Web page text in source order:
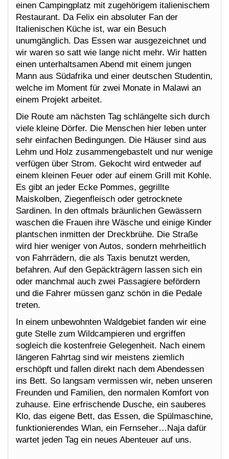
einen Campingplatz mit zugehörigem italienischem
Restaurant. Da Felix ein absoluter Fan der
Italienischen Küche ist, war ein Besuch
unumgänglich. Das Essen war ausgezeichnet und
wir waren so satt wie lange nicht mehr. Wir hatten
einen unterhaltsamen Abend mit einem jungen
Mann aus Südafrika und einer deutschen Studentin,
welche im Moment für zwei Monate in Malawi an
einem Projekt arbeitet.
Die Route am nächsten Tag schlängelte sich durch
viele kleine Dörfer. Die Menschen hier leben unter
sehr einfachen Bedingungen. Die Häuser sind aus
Lehm und Holz zusammengebastelt und nur wenige
verfügen über Strom. Gekocht wird entweder auf
einem kleinen Feuer oder auf einem Grill mit Kohle.
Es gibt an jeder Ecke Pommes, gegrillte
Maiskolben, Ziegenfleisch oder getrocknete
Sardinen. In den oftmals bräunlichen Gewässern
waschen die Frauen ihre Wäsche und einige Kinder
plantschen inmitten der Dreckbrühe. Die Straße
wird hier weniger von Autos, sondern mehrheitlich
von Fahrrädern, die als Taxis benutzt werden,
befahren. Auf den Gepäckträgern lassen sich ein
oder manchmal auch zwei Passagiere befördern
und die Fahrer müssen ganz schön in die Pedale
treten.
In einem unbewohnten Waldgebiet fanden wir eine
gute Stelle zum Wildcampieren und ergriffen
sogleich die kostenfreie Gelegenheit. Nach einem
längeren Fahrtag sind wir meistens ziemlich
erschöpft und fallen direkt nach dem Abendessen
ins Bett. So langsam vermissen wir, neben unseren
Freunden und Familien, den normalen Komfort von
zuhause. Eine erfrischende Dusche, ein sauberes
Klo, das eigene Bett, das Essen, die Spülmaschine,
funktionierendes Wlan, ein Fernseher…Naja dafür
wartet jeden Tag ein neues Abenteuer auf uns.